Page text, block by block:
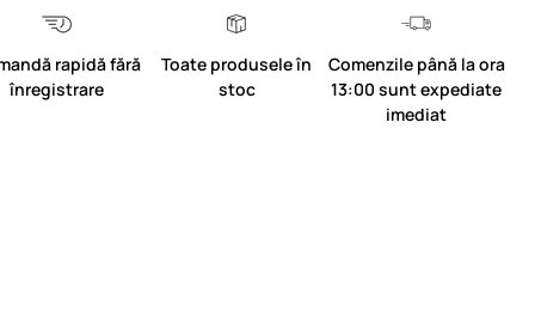
rapidă fără
înregistrare
Toate produsele în
stoc
Comenzile până la ora
13:00 sunt expediate
imediat